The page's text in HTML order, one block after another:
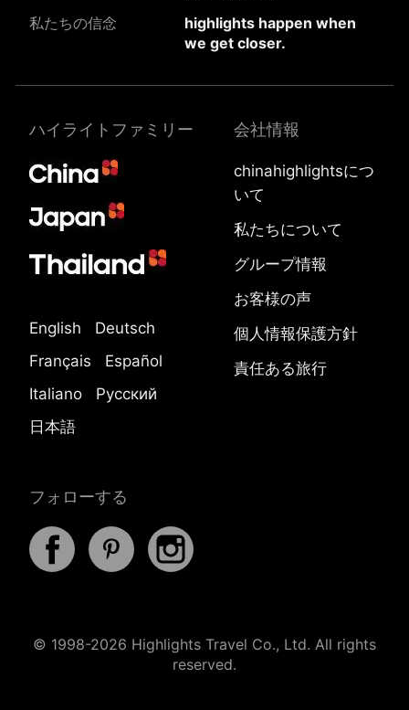
私たちの信念
highlights happen when
we get closer.
ハイライトファミリー
English
Deutsch
Français
Español
Italiano
Русский
日本語
フォローする
会社情報
chinahighlightsにつ
いて
私たちについて
グループ情報
お客様の声
個人情報保護方針
責任ある旅行
© 1998-2026 Highlights Travel Co., Ltd. All rights
reserved.